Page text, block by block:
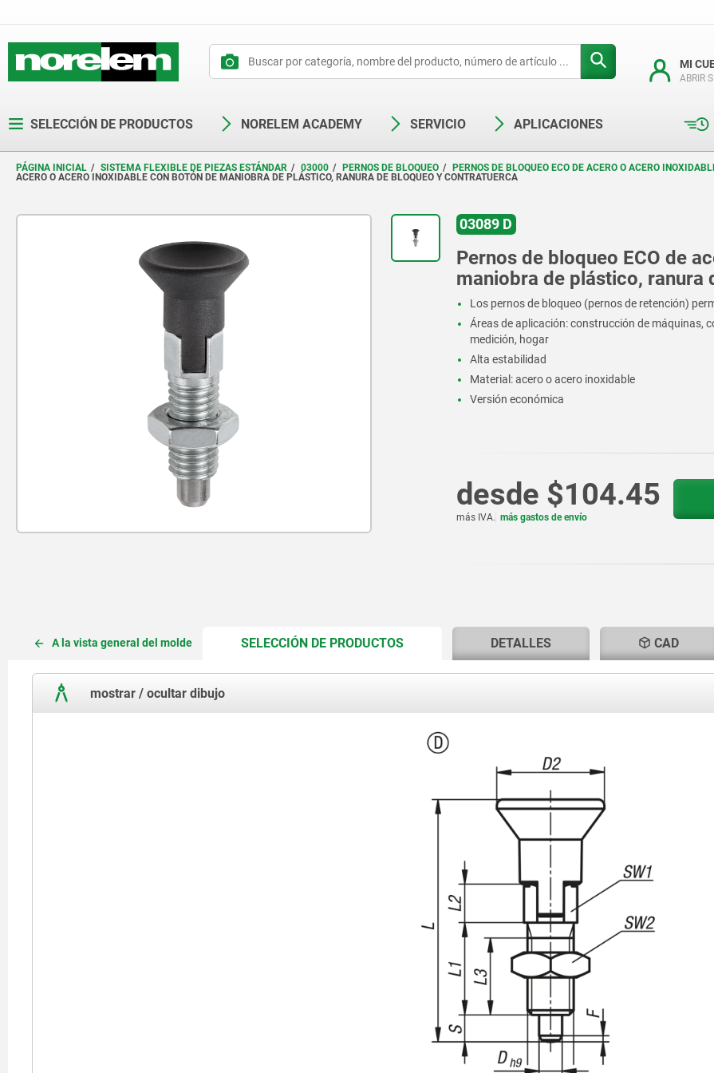
MI
ABRIR
SELECCIÓN DE PRODUCTOS NORELEM ACADEMY SERVICIO APLICACIONES
PÁGINA INICIAL SISTEMA FLEXIBLE DE PIEZAS ESTÁNDAR 03000 PERNOS DE BLOQUEO PERNOS DE BLOQUEO ECO DE ACERO O ACERO
ACERO O ACERO INOXIDABLE CON BOTÓN DE MANIOBRA DE PLÁSTICO, RANURA DE BLOQUEO Y CONTRATUERCA
03089 D
Pernos de bloqueo ECO de
maniobra de plástico, ranura
Los pernos de bloqueo (pernos de retención)
Áreas de aplicación: construcción de máquinas,
medición, hogar
Alta estabilidad
Material: acero o acero inoxidable
Versión económica
desde $104.45
más IVA. más gastos de envío
A la vista general del molde SELECCIÓN DE PRODUCTOSCURRENT
CURRENT
DETALLES CAD
mostrar / ocultar dibujo